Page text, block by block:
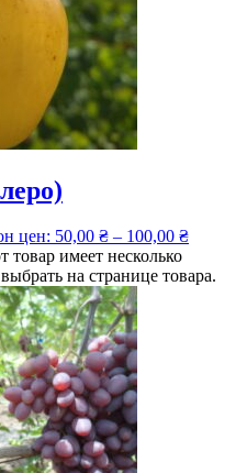
цен: 50,00 ₴ – 100,00 ₴
товар имеет несколько
на странице товара.